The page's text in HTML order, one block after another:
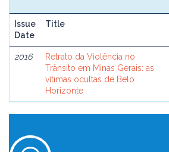
Issue
Date
Title
2016
Retrato da Violência no
Trânsito em Minas Gerais: as
vítimas ocultas de Belo
Horizonte